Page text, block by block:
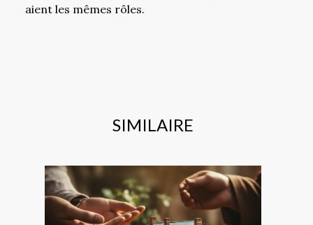
aient les mêmes rôles.
SIMILAIRE